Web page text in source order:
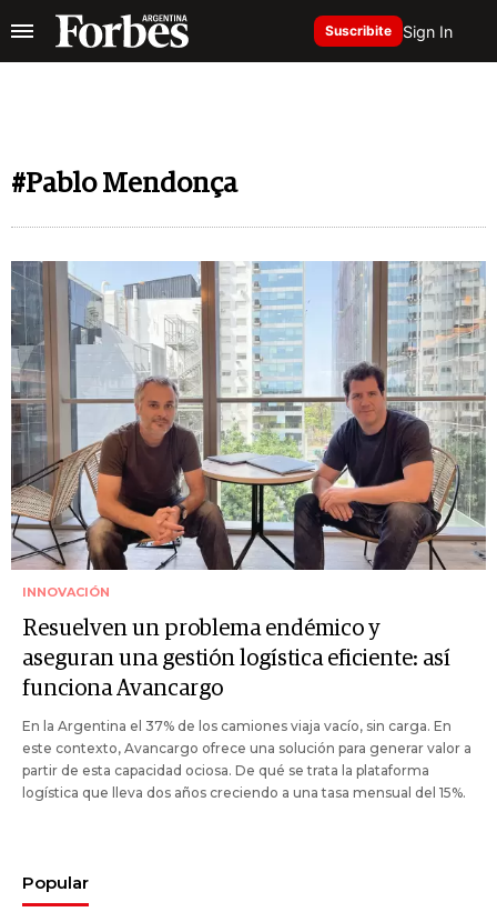
Suscribite Sign In
#Pablo Mendonça
INNOVACIÓN
Resuelven un problema endémico y
aseguran una gestión logística eficiente: así
funciona Avancargo
En la Argentina el 37% de los camiones viaja vacío, sin carga. En
este contexto, Avancargo ofrece una solución para generar valor a
partir de esta capacidad ociosa. De qué se trata la plataforma
logística que lleva dos años creciendo a una tasa mensual del 15%.
Popular